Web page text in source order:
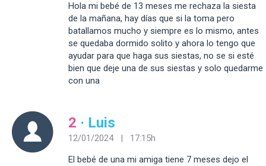
Hola mi bebé de 13 meses me rechaza la siesta
de la mañana, hay días que si la toma pero
batallamos mucho y siempre es lo mismo, antes
se quedaba dormido solito y ahora lo tengo que
ayudar para que haga sus siestas, no se si esté
bien que deje una de sus siestas y solo quedarme
con una
2 · Luis
12/01/2024 | 17:15h
El bebé de una mi amiga tiene 7 meses dejo el